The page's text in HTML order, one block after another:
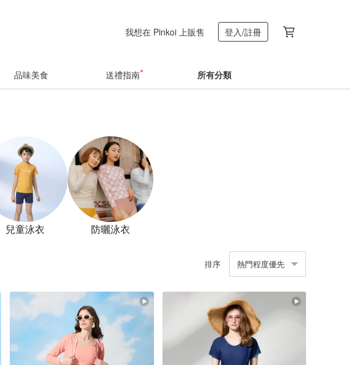
我想在 Pinkoi 上販售 登入/註冊
品味美食 送禮指南 所有分類
兒童泳衣 防曬泳衣
排序 熱門程度優先